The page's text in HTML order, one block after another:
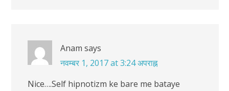
Anam says
नवम्बर 1, 2017 at 3:24 अपराह्न
Nice….Self hipnotizm ke bare me bataye